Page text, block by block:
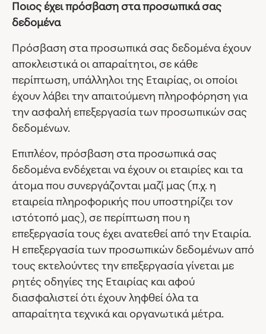
Ποιος έχει πρόσβαση στα προσωπικά σας
δεδομένα
Πρόσβαση στα προσωπικά σας δεδομένα έχουν
αποκλειστικά οι απαραίτητοι, σε κάθε
περίπτωση, υπάλληλοι της Εταιρίας, οι οποίοι
έχουν λάβει την απαιτούμενη πληροφόρηση για
την ασφαλή επεξεργασία των προσωπικών σας
δεδομένων.
Επιπλέον, πρόσβαση στα προσωπικά σας
δεδομένα ενδέχεται να έχουν οι εταιρίες και τα
άτομα που συνεργάζονται μαζί μας (π.χ. η
εταιρεία πληροφορικής που υποστηρίζει τον
ιστότοπό μας), σε περίπτωση που η
επεξεργασία τους έχει ανατεθεί από την Εταιρία.
Η επεξεργασία των προσωπικών δεδομένων από
τους εκτελούντες την επεξεργασία γίνεται με
ρητές οδηγίες της Εταιρίας και αφού
διασφαλιστεί ότι έχουν ληφθεί όλα τα
απαραίτητα τεχνικά και οργανωτικά μέτρα.